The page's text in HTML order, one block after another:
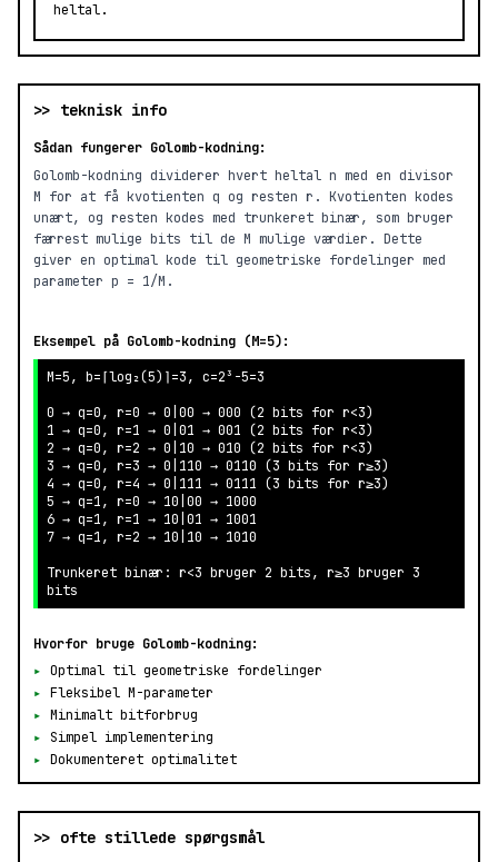
heltal.
>> teknisk info
Sådan fungerer Golomb-kodning:
Golomb-kodning dividerer hvert heltal n med en divisor
M for at få kvotienten q og resten r. Kvotienten kodes
unært, og resten kodes med trunkeret binær, som bruger
færrest mulige bits til de M mulige værdier. Dette
giver en optimal kode til geometriske fordelinger med
parameter p = 1/M.
Eksempel på Golomb-kodning (M=5):
M=5, b=⌈log₂(5)⌉=3, c=2³-5=3
0 → q=0, r=0 → 0|00 → 000 (2 bits for r<3)
1 → q=0, r=1 → 0|01 → 001 (2 bits for r<3)
2 → q=0, r=2 → 0|10 → 010 (2 bits for r<3)
3 → q=0, r=3 → 0|110 → 0110 (3 bits for r≥3)
4 → q=0, r=4 → 0|111 → 0111 (3 bits for r≥3)
5 → q=1, r=0 → 10|00 → 1000
6 → q=1, r=1 → 10|01 → 1001
7 → q=1, r=2 → 10|10 → 1010
Trunkeret binær: r<3 bruger 2 bits, r≥3 bruger 3
bits
Hvorfor bruge Golomb-kodning:
▸ Optimal til geometriske fordelinger
▸ Fleksibel M-parameter
▸ Minimalt bitforbrug
▸
Simpel implementering
▸ Dokumenteret optimalitet
>> ofte stillede spørgsmål